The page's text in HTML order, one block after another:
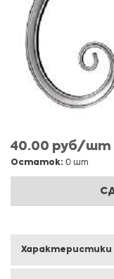
40.00 руб/шт
Остаток: 0 шт
Характеристики